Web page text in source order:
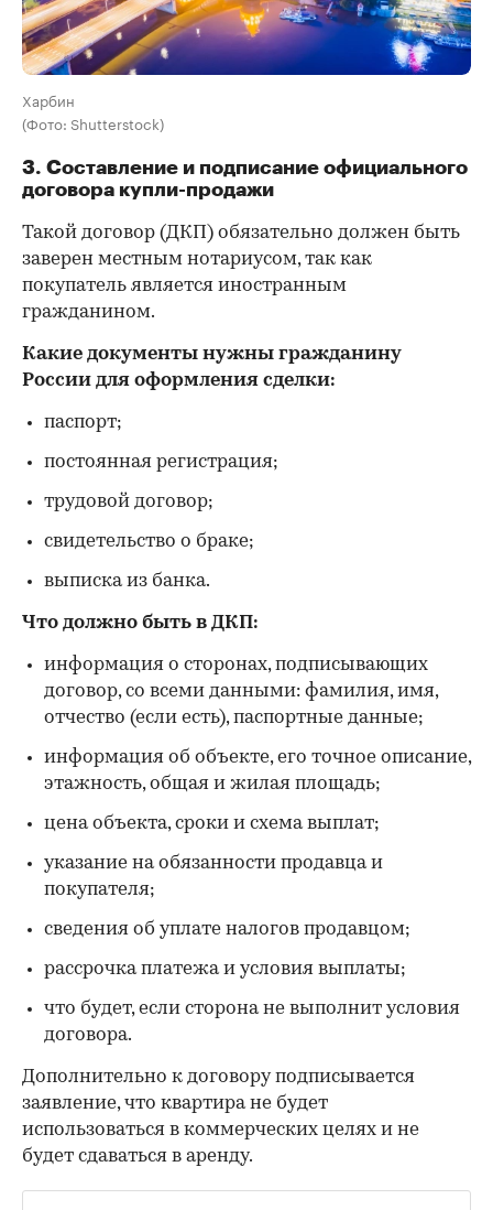
Харбин
(Фото: Shutterstock)
3. Составление и подписание официального
договора купли-продажи
Такой договор (ДКП) обязательно должен быть
заверен местным нотариусом, так как
покупатель является иностранным
гражданином.
Какие документы нужны гражданину
России для оформления сделки:
паспорт;
постоянная регистрация;
трудовой договор;
свидетельство о браке;
выписка из банка.
Что должно быть в ДКП:
информация о сторонах, подписывающих
договор, со всеми данными: фамилия, имя,
отчество (если есть), паспортные данные;
информация об объекте, его точное описание,
этажность, общая и жилая площадь;
цена объекта, сроки и схема выплат;
указание на обязанности продавца и
покупателя;
сведения об уплате налогов продавцом;
рассрочка платежа и условия выплаты;
что будет, если сторона не выполнит условия
договора.
Дополнительно к договору подписывается
заявление, что квартира не будет
использоваться в коммерческих целях и не
будет сдаваться в аренду.